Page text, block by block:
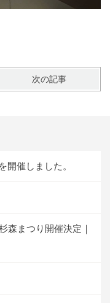
次の記事
開催しました。
森まつり開催決定｜